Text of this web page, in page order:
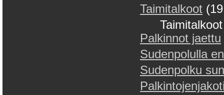
Taimitalkoot
Palkinnot jaettu
Sudenpolulla
Sudenpolku